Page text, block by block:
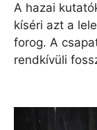
A hazai
kíséri azt a
forog. A
rendkívüli